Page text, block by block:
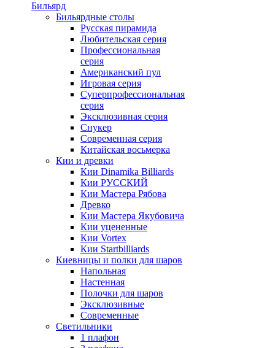
Бильярд
Бильярдные столы
Русская пирамида
Любительская серия
Профессиональная
серия
Американский пул
Игровая серия
Суперпрофессиональная
серия
Эксклюзивная серия
Снукер
Современная серия
Китайская восьмерка
Кии и древки
Кии Dinamika Billiards
Кии РУССКИЙ
Кии Мастера Рябова
Древко
Кии Мастера Якубовича
Кии уцененные
Кии Vortex
Кии Startbilliards
Киевницы и полки для шаров
Напольная
Настенная
Полочки для шаров
Эксклюзивные
Современные
Светильники
1 плафон